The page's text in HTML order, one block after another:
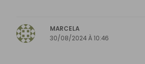
MARCELA
30/08/2024 À 10:46